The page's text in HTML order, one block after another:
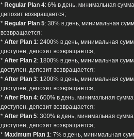
* Regular Plan 4: 6% в день, минимальная
депозит возвращается;
* Regular Plan 5: 30% в день, минимальная
возвращается;
* After Plan 1: 2400% в день, минимальная
доступен, депозит возвращается;
* After Plan 2: 1800% в день, минимальная
доступен, депозит возвращается;
* After Plan 3: 1200% в день, минимальная
доступен, депозит возвращается;
* After Plan 4: 600% в день, минимальная
доступен, депозит возвращается;
* After Plan 5: 300% в день, минимальная
доступен, депозит возвращается;
* Maximum Plan 1: 7% в день, минимальная